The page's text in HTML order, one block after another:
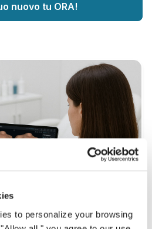
to personalize your browsing
nuovo tu ORA!